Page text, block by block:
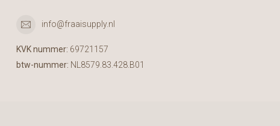
info@fraaisupply.nl
KVK nummer: 69721157
btw-nummer: NL8579.83.428.B01